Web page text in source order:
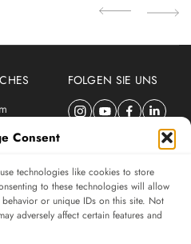
Consent
technologies like cookies to store
to these technologies will allow
or unique IDs on this site. Not
adversely affect certain features and
FOLGEN SIE UNS
NEWSLETTER
für Uhren-Connaisseurs